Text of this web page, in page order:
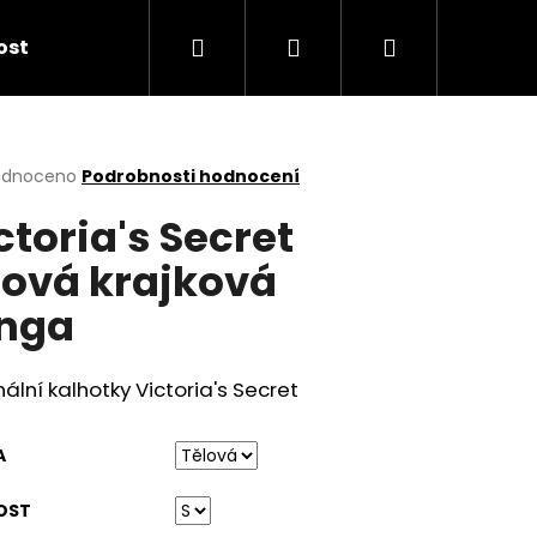
Hledat PřihlášeníNákupní
Podrobnosti hodnocení
Secret
krajková
kalhotky Victoria's Secret